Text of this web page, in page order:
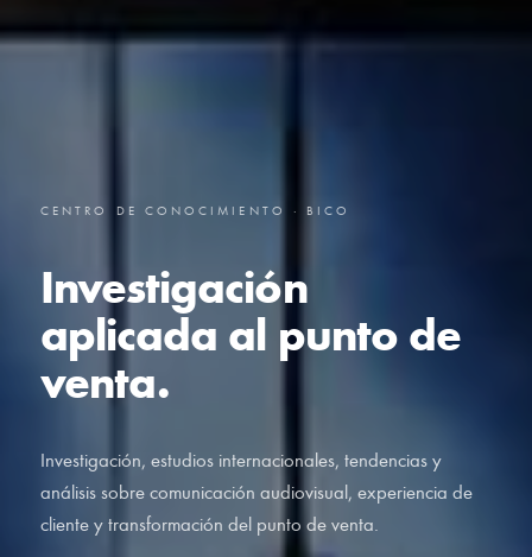
CENTRO DE CONOCIMIENTO · BICO
Investigación
aplicada al punto de
venta.
Investigación, estudios internacionales, tendencias y
análisis sobre comunicación audiovisual, experiencia de
cliente y transformación del punto de venta.